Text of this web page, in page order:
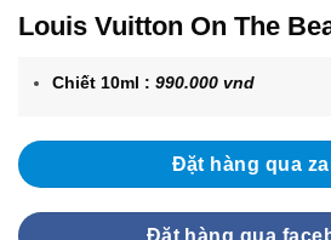
Louis Vuitton On The
Chiết 10ml :990.000 vnd
Đặt hàng qua
Đặt hàng qua